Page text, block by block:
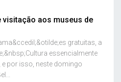
visitação aos museus de
gratuitas, a
essencialmente
e por isso, neste domingo